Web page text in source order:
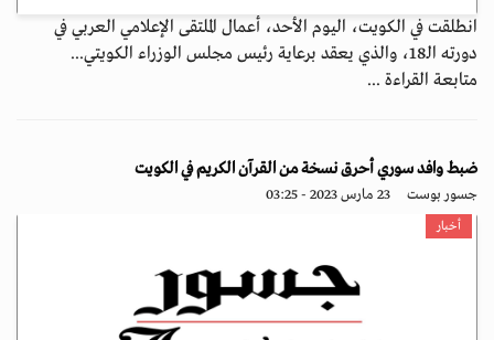
انطلقت في الكويت، اليوم الأحد، أعمال الملتقى الإعلامي العربي في
دورته الـ18، والذي يعقد برعاية رئيس مجلس الوزراء الكويتي...
متابعة القراءة ...
ضبط وافد سوري أحرق نسخة من القرآن الكريم في الكويت
جسور بوست 23 مارس 2023 - 03:25
أخبار